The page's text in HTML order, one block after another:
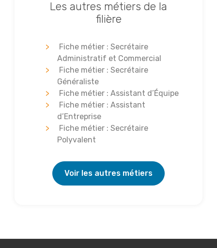
Les autres métiers de la
filière
Fiche métier : Secrétaire
Administratif et Commercial
Fiche métier : Secrétaire
Généraliste
Fiche métier : Assistant d’Équipe
Fiche métier : Assistant
d’Entreprise
Fiche métier : Secrétaire
Polyvalent
Voir les autres métiers